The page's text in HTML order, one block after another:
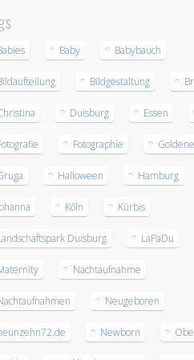
Baby Babybauch
Bildgestaltung
Duisburg Essen
Fotographie
Halloween Hamburg
Köln Kürbis
Duisburg LaPaDu
Nachtaufnahme
Neugeboren
Newborn